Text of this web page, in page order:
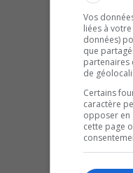
Vos
liées à
données)
que
partenaires
de
Certains
caractère
opposer en
cette page